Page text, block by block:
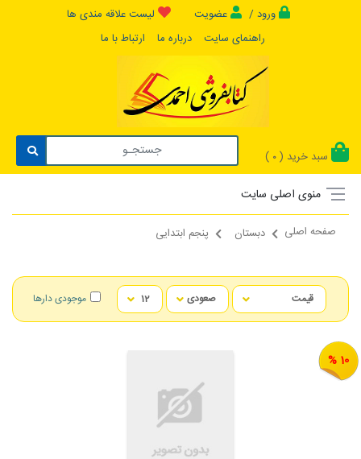
ورود / عضویت
لیست علاقه مندی ها
راهنمای سایت
درباره ما ارتباط با ما
سبد خرید ( 0
)
منوی اصلی سایت
صفحه اصلی دبستان پنجم ابتدایی
موجودی دارها
10 %